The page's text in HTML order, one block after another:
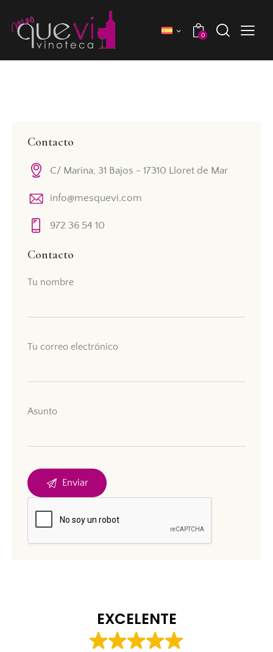
0
Contacto
C/ Marina, 31 Bajos - 17310 Lloret de Mar
info@mesquevi.com
972 36 54 10
Contacto
Tu nombre
Tu correo electrónico
Asunto
EXCELENTE